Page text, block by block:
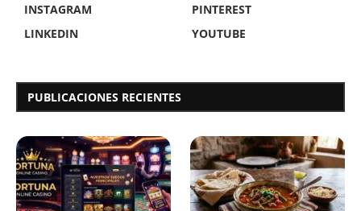
INSTAGRAM
PINTEREST
LINKEDIN
YOUTUBE
PUBLICACIONES RECIENTES